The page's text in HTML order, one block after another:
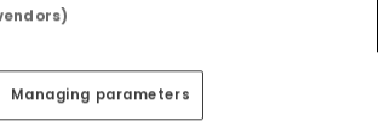
3 2
Managing parameters